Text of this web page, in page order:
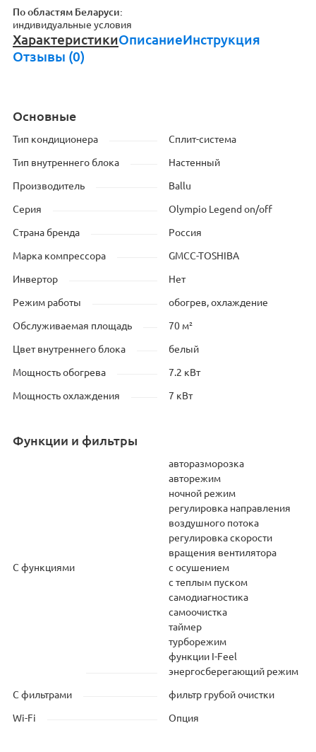
По областям Беларуси:
индивидуальные условия
ХарактеристикиОписаниеИнструкция
Отзывы (0)
Основные
Тип кондиционера Сплит-система
Тип внутреннего блока Настенный
Производитель Ballu
Серия Olympio Legend on/off
Страна бренда Россия
Марка компрессора GMCC-TOSHIBA
Инвертор Нет
Режим работы обогрев, охлаждение
Обслуживаемая площадь 70 м²
Цвет внутреннего блока белый
Мощность обогрева 7.2 кВт
Мощность охлаждения 7 кВт
Функции и фильтры
С функциями
авторазморозка
авторежим
ночной режим
регулировка направления
воздушного потока
регулировка скорости
вращения вентилятора
с осушением
с теплым пуском
самодиагностика
самоочистка
таймер
турборежим
функции I-Feel
энергосберегающий режим
С фильтрами фильтр грубой очистки
Wi-Fi Опция